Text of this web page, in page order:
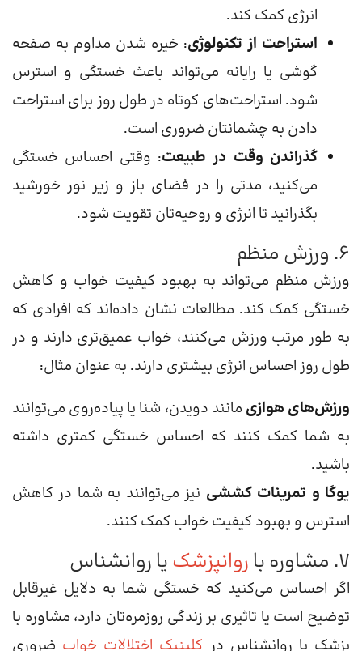
انرژی کمک کند.
استراحت از تکنولوژی: خیره شدن مداوم به صفحه
گوشی یا رایانه می‌تواند باعث خستگی و استرس
شود. استراحت‌های کوتاه در طول روز برای استراحت
دادن به چشمانتان ضروری است.
گذراندن وقت در طبیعت: وقتی احساس خستگی
می‌کنید، مدتی را در فضای باز و زیر نور خورشید
بگذرانید تا انرژی و روحیه‌تان تقویت شود.
6. ورزش منظم
ورزش منظم می‌تواند به بهبود کیفیت خواب و کاهش
خستگی کمک کند. مطالعات نشان داده‌اند که افرادی که
به طور مرتب ورزش می‌کنند، خواب عمیق‌تری دارند و در
طول روز احساس انرژی بیشتری دارند. به عنوان مثال:
ورزش‌های هوازی مانند دویدن، شنا یا پیاده‌روی می‌توانند
به شما کمک کنند که احساس خستگی کمتری داشته
باشید.
یوگا و تمرینات کششی نیز می‌توانند به شما در کاهش
استرس و بهبود کیفیت خواب کمک کنند.
7. مشاوره با روانپزشکیا روانشناس
اگر احساس می‌کنید که خستگی شما به دلایل غیرقابل
توضیح است یا تاثیری بر زندگی روزمره‌تان دارد، مشاوره با
پزشک یا روانشناس در کلینیک اختلالات خواب ضروری